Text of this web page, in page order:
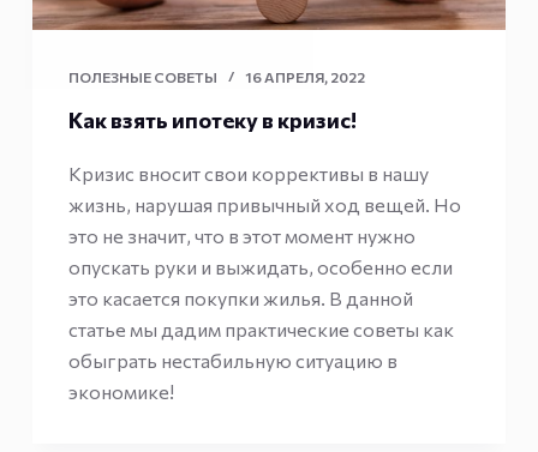
ПОЛЕЗНЫЕ СОВЕТЫ 16 АПРЕЛЯ, 2022
Как взять ипотеку в кризис!
Кризис вносит свои коррективы в нашу
жизнь, нарушая привычный ход вещей. Но
это не значит, что в этот момент нужно
опускать руки и выжидать, особенно если
это касается покупки жилья. В данной
статье мы дадим практические советы как
обыграть нестабильную ситуацию в
экономике!